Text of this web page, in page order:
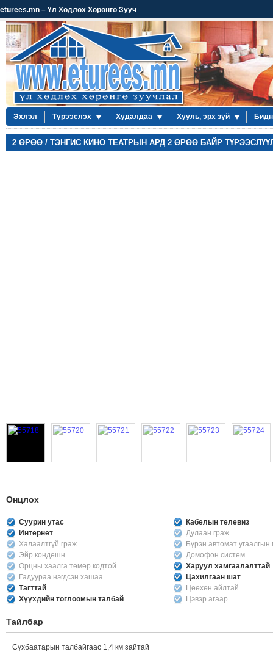
eturees.mn – Үл Хөдлөх Хөрөнгө Зууч
Эхлэл Түрээслэх Худалдаа Хууль, эрх зүй
2 ӨРӨӨ / ТЭНГИС КИНО ТЕАТРЫН АРД 2 ӨРӨӨ БАЙР
Онцлох
Суурин утас
Кабелын телевиз
Интернет
Дулаан граж
Халаалтгүй граж
Бүрэн автомат
Эйр кондешн
Домофон систем
Орцны хаалга төмөр кодтой
Харуул хамгаалалттай
Гадуураа нэгдсэн хашаа
Цахилгаан шат
Тагттай
Цөөхөн айлтай
Хүүхдийн тоглоомын талбай
Цэвэр агаар
Тайлбар
Сүхбаатарын талбайгаас 1,4 км зайтай